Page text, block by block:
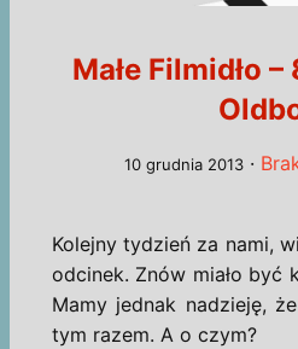
Małe Filmidło
10 grudnia 2013·
Kolejny tydzień za nami,
odcinek. Znów miało być
Mamy jednak nadzieję,
tym razem. A o czym?